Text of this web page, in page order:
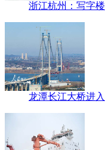
浙江杭州：写字楼
龙潭长江大桥进入